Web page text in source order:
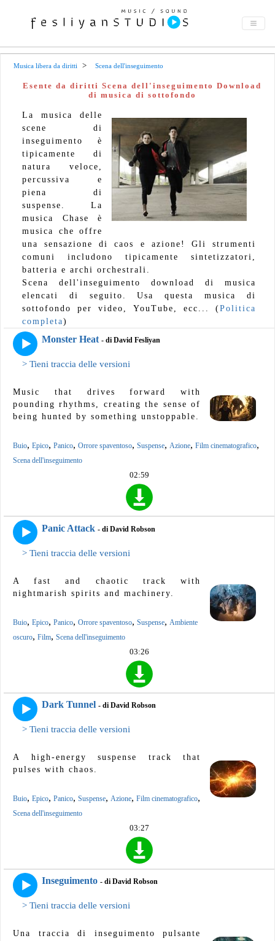
Musica libera da diritti Scena dell'inseguimento
Esente da diritti Scena dell'inseguimento Download
di musica di sottofondo
La musica delle
scene di
inseguimento è
tipicamente di
natura veloce,
percussiva e
piena di
suspense. La
musica Chase è
musica che offre
una sensazione di caos e azione! Gli strumenti
comuni includono tipicamente sintetizzatori,
batteria e archi orchestrali.
Scena dell'inseguimento download di musica
elencati di seguito. Usa questa musica di
sottofondo per video, YouTube, ecc... (Politica
completa)
Monster Heat - di David Fesliyan
> Tieni traccia delle versioni
Music that drives forward with
pounding rhythms, creating the sense of
being hunted by something unstoppable.
Buio, Epico, Panico, Orrore spaventoso, Suspense, Azione, Film cinematografico,
Scena dell'inseguimento
02:59
Panic Attack - di David Robson
> Tieni traccia delle versioni
A fast and chaotic track with
nightmarish spirits and machinery.
Buio, Epico, Panico, Orrore spaventoso, Suspense, Ambiente
oscuro, Film, Scena dell'inseguimento
03:26
Dark Tunnel - di David Robson
> Tieni traccia delle versioni
A high-energy suspense track that
pulses with chaos.
Buio, Epico, Panico, Suspense, Azione, Film cinematografico,
Scena dell'inseguimento
03:27
Inseguimento - di David Robson
> Tieni traccia delle versioni
Una traccia di inseguimento pulsante